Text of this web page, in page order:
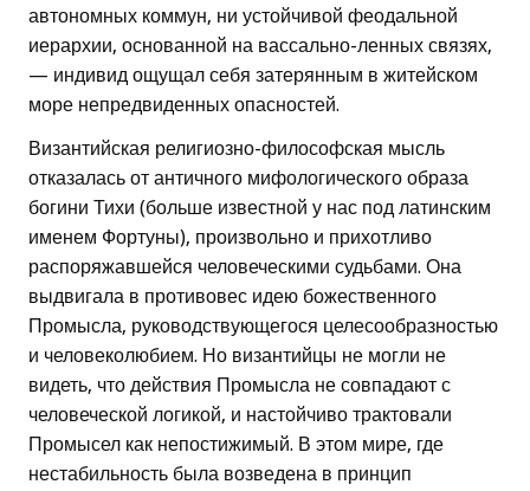
автономных коммун, ни устойчивой феодальной
иерархии, основанной на вассально-ленных связях,
— индивид ощущал себя затерянным в житейском
море непредвиденных опасностей.
Византийская религиозно-философская мысль
отказалась от античного мифологического образа
богини Тихи (больше известной у нас под латинским
именем Фортуны), произвольно и прихотливо
распоряжавшейся человеческими судьбами. Она
выдвигала в противовес идею божественного
Промысла, руководствующегося целесообразностью
и человеколюбием. Но византийцы не могли не
видеть, что действия Промысла не совпадают с
человеческой логикой, и настойчиво трактовали
Промысел как непостижимый. В этом мире, где
нестабильность была возведена в принцип